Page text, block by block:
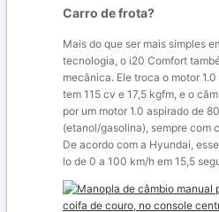
Carro de frota?
Mais do que ser mais simples
tecnologia, o i20 Comfort
mecânica. Ele troca o motor
tem 115 cv e 17,5 kgfm, e o
por um motor 1.0 aspirado de
(etanol/gasolina), sempre com
De acordo com a Hyundai,
lo de 0 a 100 km/h em 15,5